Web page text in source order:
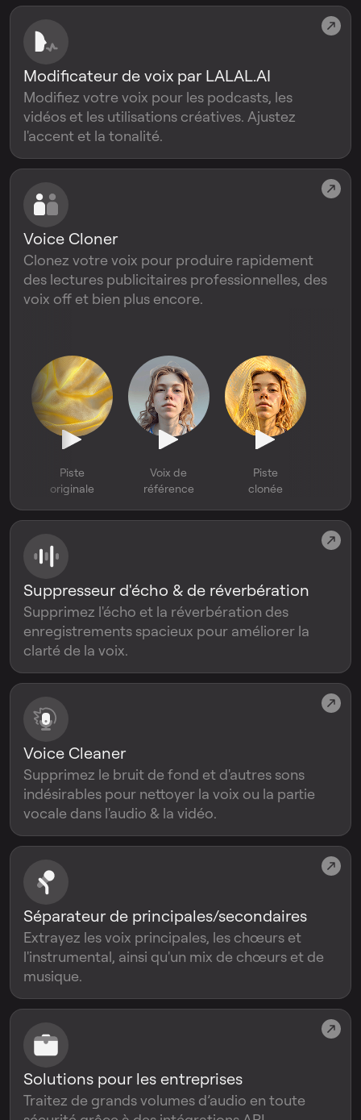
Voice Cleaner
Supprimez le bruit de fond et d'autres sons
indésirables pour nettoyer la voix ou la partie
vocale dans l'audio & la vidéo.
Modificateur de voix par LALAL.AI
Modifiez votre voix pour les podcasts, les
vidéos et les utilisations créatives. Ajustez
l'accent et la tonalité.
Solutions pour les entreprises
Traitez de grands volumes d’audio en toute
Voice Cloner
Clonez votre voix pour produire rapidement
des lectures publicitaires professionnelles, des
voix off et bien plus encore.
Piste
originale
Voix de
référence
Piste
clonée
Suppresseur d'écho & de réverbération
Supprimez l'écho et la réverbération des
enregistrements spacieux pour améliorer la
clarté de la voix.
Séparateur de principales/secondaires
Extrayez les voix principales, les chœurs et
l'instrumental, ainsi qu'un mix de chœurs et de
musique.